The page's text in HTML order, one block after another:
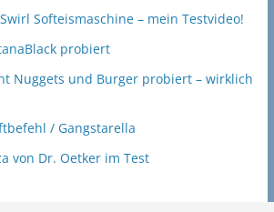
Softeismaschine – mein Testvideo!
probiert
Nuggets und Burger probiert – wirklich
/ Gangstarella
von Dr. Oetker im Test